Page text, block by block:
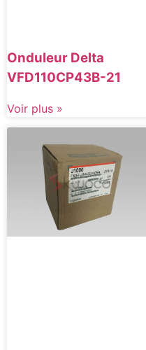
Onduleur Delta
VFD110CP43B-21
Voir plus »